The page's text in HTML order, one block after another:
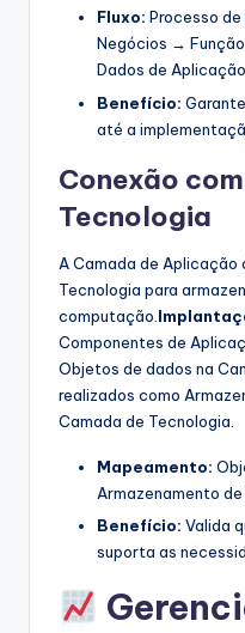
Fluxo: Processo
Negócios →
Dados de
Benefício:
até a
Conexão
Tecnologia
A Camada de Aplicação
Tecnologia para
computação.
Componentes de
Objetos de dados na
realizados como
Camada de Tecnologia.
Mapeamento:
Armazenamento
Benefício: Valida
suporta as